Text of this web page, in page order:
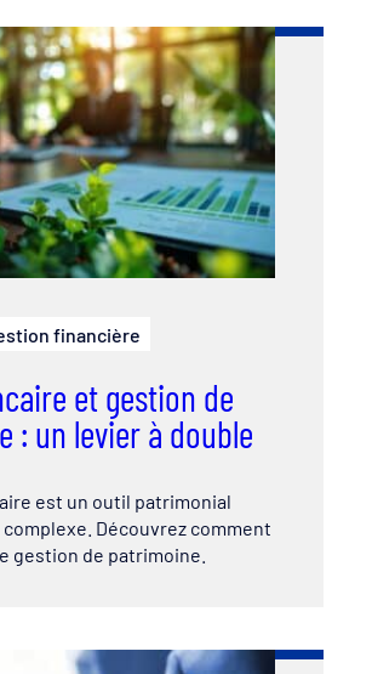
financière
et gestion de
: un levier à double
est un outil patrimonial
Découvrez comment
gestion de patrimoine.